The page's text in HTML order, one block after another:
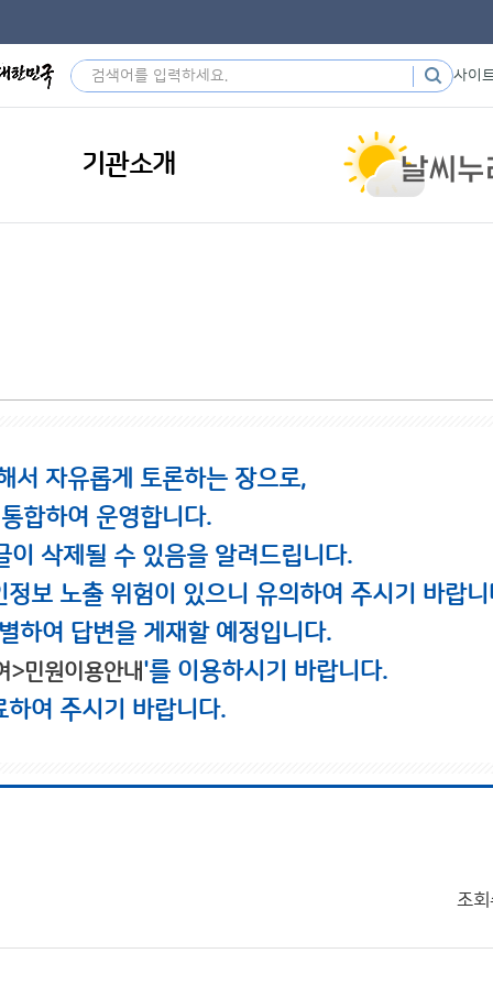
사이
기관소개
서 자유롭게 토론하는 장으로,
합하여 운영합니다.
삭제될 수 있음을 알려드립니다.
보 노출 위험이 있으니 유의하여 주시기 바랍니
하여 답변을 게재할 예정입니다.
>민원이용안내'를 이용하시기 바랍니다.
여 주시기 바랍니다.
조회